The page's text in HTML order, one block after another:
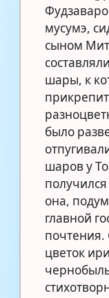
мусумэ,
сыном
шары, к
было
шаров у
она,
главной
цветок